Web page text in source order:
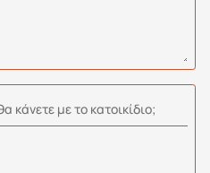
κάνετε με το κατοικίδιο;